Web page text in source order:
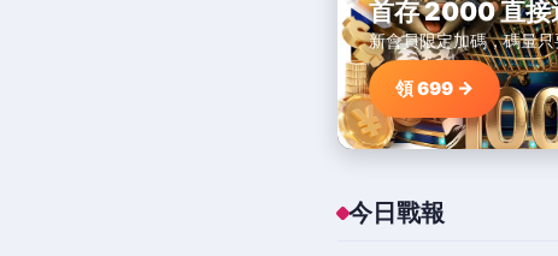
首存 2000 直
新會員限定加碼，碼量
領 699 →
今日戰報